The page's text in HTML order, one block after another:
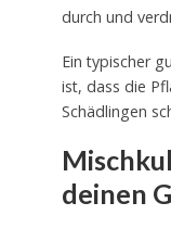
durch und
Ein typischer
ist, dass die
Schädlingen
deinen